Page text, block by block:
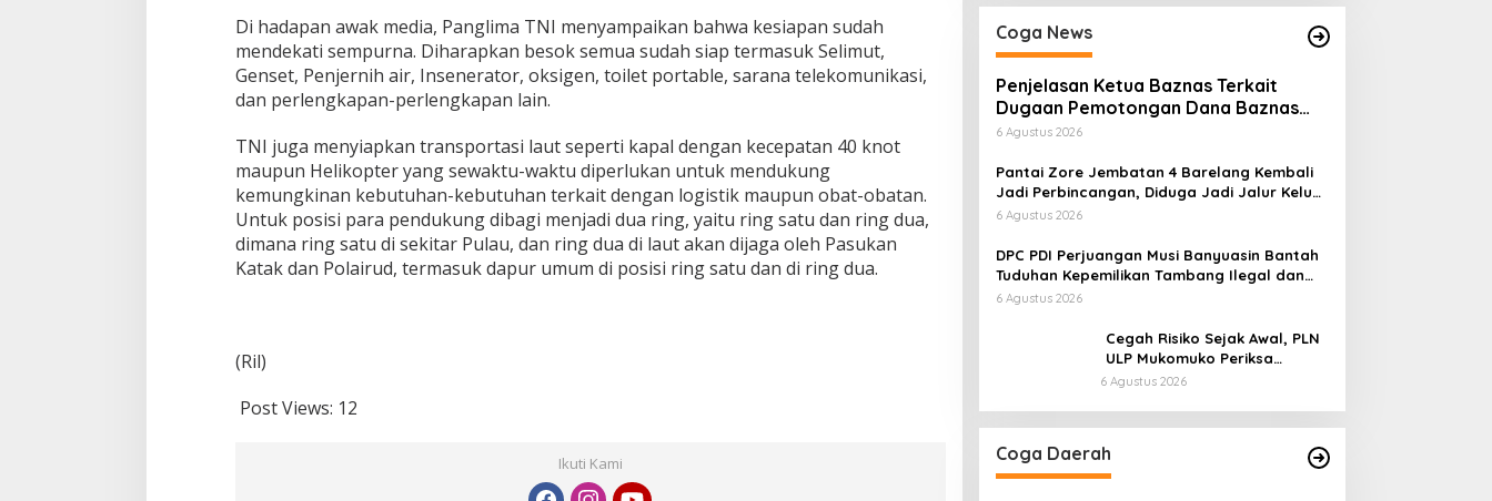
Di hadapan awak media, Panglima TNI menyampaikan bahwa kesiapan sudah
mendekati sempurna. Diharapkan besok semua sudah siap termasuk Selimut,
Genset, Penjernih air, Insenerator, oksigen, toilet portable, sarana telekomunikasi,
dan perlengkapan-perlengkapan lain.
TNI juga menyiapkan transportasi laut seperti kapal dengan kecepatan 40 knot
maupun Helikopter yang sewaktu-waktu diperlukan untuk mendukung
kemungkinan kebutuhan-kebutuhan terkait dengan logistik maupun obat-obatan.
Untuk posisi para pendukung dibagi menjadi dua ring, yaitu ring satu dan ring dua,
dimana ring satu di sekitar Pulau, dan ring dua di laut akan dijaga oleh Pasukan
Katak dan Polairud, termasuk dapur umum di posisi ring satu dan di ring dua.
(Ril)
Post Views: 12
Ikuti Kami
Coga News
Penjelasan Ketua Baznas Terkait
Dugaan Pemotongan Dana Baznas
Kabupaten Lahat Itu Tidak Benar
6 Agustus 2026
Pantai Zore Jembatan 4 Barelang Kembali
Jadi Perbincangan, Diduga Jadi Jalur Keluar
Masuk Barang Tanpa Dokumen Kepabeanan,
Diminta Mengungkap Dugaan Aktivitas di
Kawasan Pesisir
6 Agustus 2026
DPC PDI Perjuangan Musi Banyuasin Bantah
Tuduhan Kepemilikan Tambang Ilegal dan
Penyerobotan Lahan
6 Agustus 2026
Cegah Risiko Sejak Awal, PLN
ULP Mukomuko Periksa
Peralatan dan APD Petugas
6 Agustus 2026
Coga Daerah